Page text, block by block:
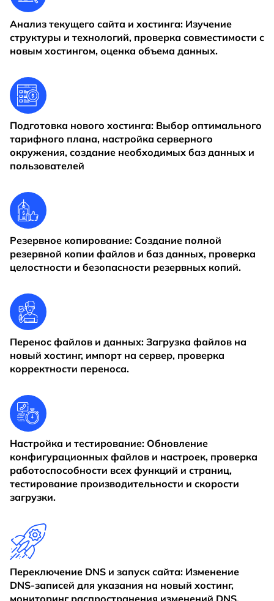
Анализ текущего сайта и хостинга: Изучение
структуры и технологий, проверка совместимости с
новым хостингом, оценка объема данных.
Подготовка нового хостинга: Выбор оптимального
тарифного плана, настройка серверного
окружения, создание необходимых баз данных и
пользователей
Резервное копирование: Создание полной
резервной копии файлов и баз данных, проверка
целостности и безопасности резервных копий.
Перенос файлов и данных: Загрузка файлов на
новый хостинг, импорт на сервер, проверка
корректности переноса.
Настройка и тестирование: Обновление
конфигурационных файлов и настроек, проверка
работоспособности всех функций и страниц,
тестирование производительности и скорости
загрузки.
Переключение DNS и запуск сайта: Изменение
DNS-записей для указания на новый хостинг,
мониторинг распространения изменений DNS,